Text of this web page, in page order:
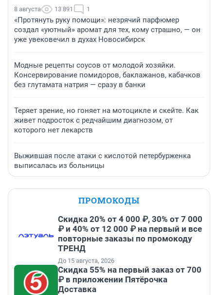
8 августа 13 891 1
«Протянуть руку помощи»: незрячий парфюмер
создал «уютный» аромат для тех, кому страшно, — он
уже увековечил в духах Новосибирск
Модные рецепты соусов от молодой хозяйки.
Консервирование помидоров, баклажанов, кабачков
без глутамата натрия — сразу в банки
Теряет зрение, но гоняет на мотоцикле и скейте. Как
живет подросток с редчайшим диагнозом, от
которого нет лекарств
Выжившая после атаки с кислотой петербурженка
выписалась из больницы
ПРОМОКОДЫ
Скидка 20% от 4 000 ₽, 30% от 7 000
₽ и 40% от 12 000 ₽ на первый и все
повторные заказы по промокоду
ТРЕНД
До 15 августа, 2026
Скидка 55% на первый заказ от 700
₽ в приложении Пятёрочка
Доставка